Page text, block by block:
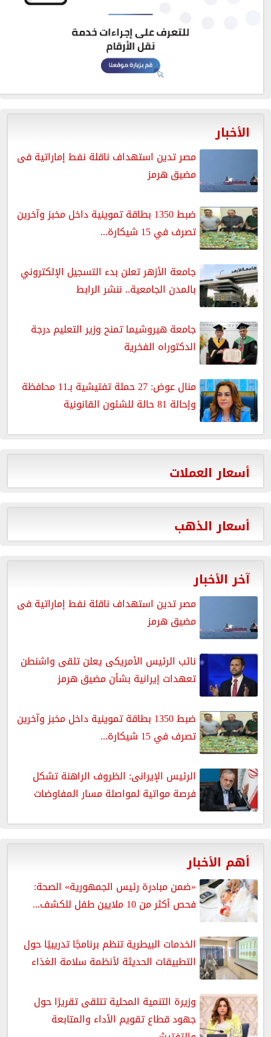
الأخبار
مصر تدين استهداف ناقلة نفط إماراتية فى
مضيق هرمز
ضبط 1350 بطاقة تموينية داخل مخبز وآخرين
تصرف في 15 شيكارة...
جامعة الأزهر تعلن بدء التسجيل الإلكتروني
بالمدن الجامعية.. ننشر الرابط
جامعة هيروشيما تمنح وزير التعليم درجة
الدكتوراه الفخرية
منال عوض: 27 حملة تفتيشية بـ11 محافظة
وإحالة 81 حالة للشئون القانونية
أسعار العملات
أسعار الذهب
آخر الأخبار
مصر تدين استهداف ناقلة نفط إماراتية فى
مضيق هرمز
نائب الرئيس الأمريكى يعلن تلقى واشنطن
تعهدات إيرانية بشأن مضيق هرمز
ضبط 1350 بطاقة تموينية داخل مخبز وآخرين
تصرف في 15 شيكارة...
الرئيس الإيرانى: الظروف الراهنة تشكل
فرصة مواتية لمواصلة مسار المفاوضات
أهم الأخبار
«ضمن مبادرة رئيس الجمهورية» الصحة:
فحص أكثر من 10 ملايين طفل للكشف...
الخدمات البيطرية تنظم برنامجًا تدريبيًا حول
التطبيقات الحديثة لأنظمة سلامة الغذاء
وزيرة التنمية المحلية تتلقى تقريرًا حول
جهود قطاع تقويم الأداء والمتابعة